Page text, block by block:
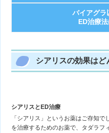
バイアグラ
ED治療
シアリスの効果はど
シアリスとED治療
「シアリス」というお薬はご存知で
を治療するためのお薬で、タダラフ